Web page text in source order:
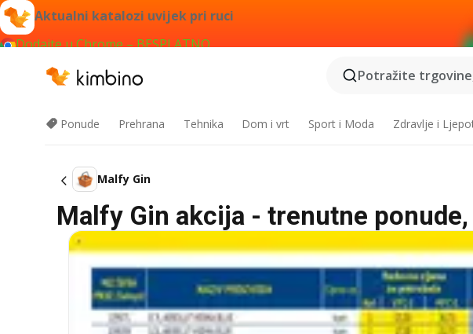
Aktualni katalozi uvijek pri ruci
Dodajte u Chrome – BESPLATNO
Potražite
Ponude Prehrana Tehnika Dom i vrt Sport i Moda Zdravlje i
Malfy Gin
Malfy Gin akcija - trenutne